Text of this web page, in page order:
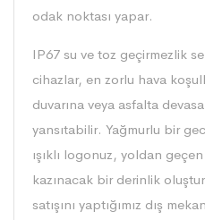
odak noktası yapar.
IP67 su ve toz geçirmezlik
cihazlar, en zorlu hava
duvarına veya asfalta
yansıtabilir. Yağmurlu bir
ışıklı logonuz, yoldan
kazınacak bir derinlik
satışını yaptığımız dış